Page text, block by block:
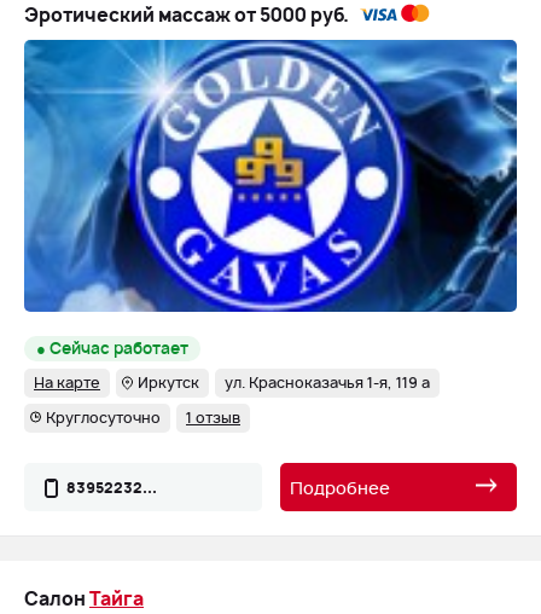
Эротический массаж от 5000 руб.
● Сейчас работает
Круглосуточно
Иркутск ул. Красноказачья 1-я, 119 а
На карте
1 отзыв
83952232... Подробнее
СалонТайга